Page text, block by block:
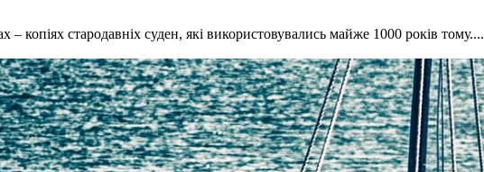
копіях стародавніх суден, які використовувались майже 1000 років тому....